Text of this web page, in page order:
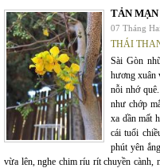
TẢN
07 Tháng
THÁI
Sài Gòn
hương xuân
nỗi nhớ
như chớp
xa dần mất
cái tuổi
phút yên
vừa lên, nghe chim ríu rít chuyền cành,